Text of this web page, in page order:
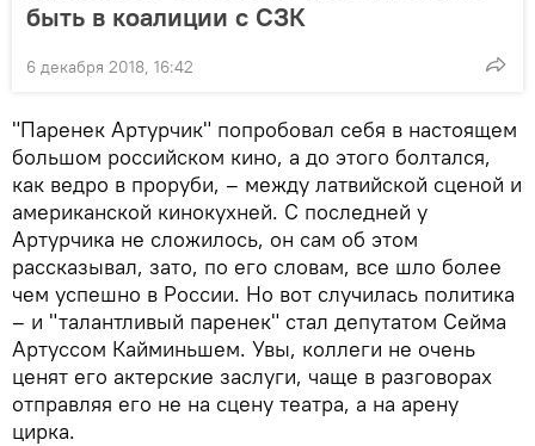
быть в коалиции с СЗК
6 декабря 2018, 16:42
"Паренек Артурчик" попробовал себя в настоящем
большом российском кино, а до этого болтался,
как ведро в проруби, – между латвийской сценой и
американской кинокухней. С последней у
Артурчика не сложилось, он сам об этом
рассказывал, зато, по его словам, все шло более
чем успешно в России. Но вот случилась политика
– и "талантливый паренек" стал депутатом Сейма
Артуссом Кайминьшем. Увы, коллеги не очень
ценят его актерские заслуги, чаще в разговорах
отправляя его не на сцену театра, а на арену
цирка.